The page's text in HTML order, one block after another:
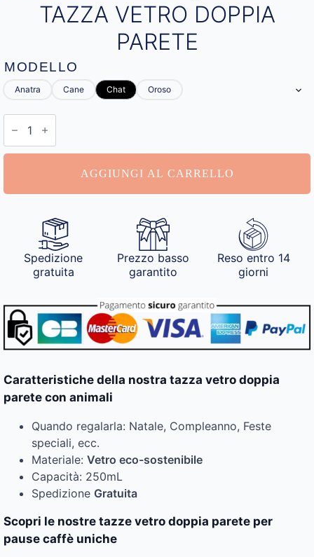
TAZZA VETRO DOPPIA
PARETE
MODELLO
Anatra Cane Chat Oroso
Tazza
Vetro
Parete
AGGIUNGI AL CARRELLO
Spedizione
gratuita
Prezzo basso
garantito
Reso entro 14
giorni
Caratteristiche della nostra tazza vetro doppia
parete con animali
Quando regalarla: Natale, Compleanno, Feste
speciali, ecc.
Materiale: Vetro eco-sostenibile
Capacità: 250mL
Spedizione Gratuita
Scopri le nostre tazze vetro doppia parete per
pause caffè uniche